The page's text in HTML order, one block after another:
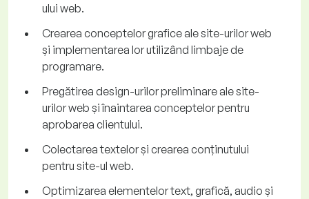
ului web.
Crearea conceptelor grafice ale site-urilor web
și implementarea lor utilizând limbaje de
programare.
Pregătirea design-urilor preliminare ale site-
urilor web și înaintarea conceptelor pentru
aprobarea clientului.
Colectarea textelor și crearea conținutului
pentru site-ul web.
Optimizarea elementelor text, grafică, audio și